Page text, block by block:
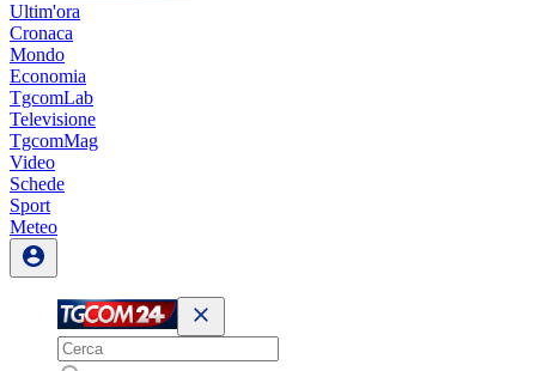
Ultim'ora
Cronaca
Mondo
Economia
TgcomLab
Televisione
TgcomMag
Video
Schede
Sport
Meteo